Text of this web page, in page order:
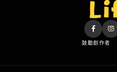
鼓勵創作者